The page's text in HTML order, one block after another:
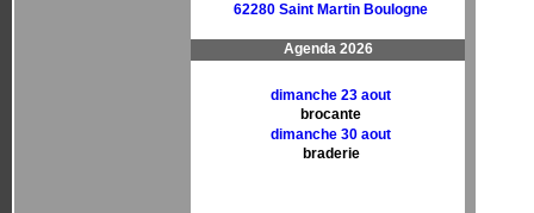
62280 Saint Martin Boulogne
Agenda 2026
dimanche 23 aout
brocante
dimanche 30 aout
braderie